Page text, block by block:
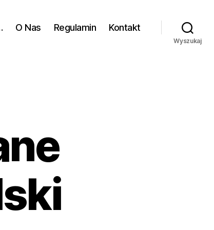
O Nas Regulamin Kontakt
Wyszukaj